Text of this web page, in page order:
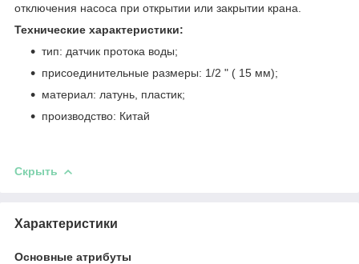
отключения насоса при открытии или закрытии крана.
Технические характеристики:
тип: датчик протока воды;
присоединительные размеры: 1/2 " ( 15 мм);
материал: латунь, пластик;
производство: Китай
Скрыть
Характеристики
Основные атрибуты